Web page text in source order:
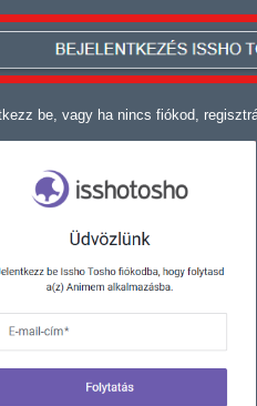
be, vagy ha nincs fiókod,